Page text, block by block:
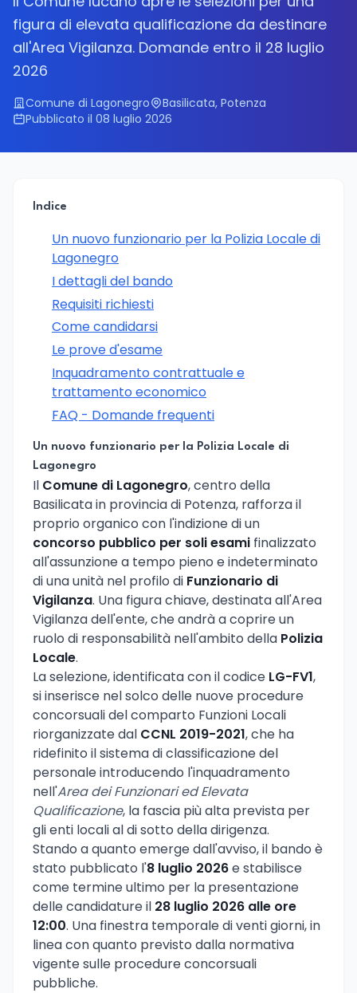
figura di elevata qualificazione da destinare
all'Area Vigilanza. Domande entro il 28 luglio
2026
Comune di Lagonegro
Basilicata, Potenza
Pubblicato il 08 luglio 2026
Indice
Un nuovo funzionario per la Polizia Locale di
Lagonegro
I dettagli del bando
Requisiti richiesti
Come candidarsi
Le prove d'esame
Inquadramento contrattuale e
trattamento economico
FAQ - Domande frequenti
Un nuovo funzionario per la Polizia Locale di
Lagonegro
Il Comune di Lagonegro, centro della
Basilicata in provincia di Potenza, rafforza il
proprio organico con l'indizione di un
concorso pubblico per soli esami finalizzato
all'assunzione a tempo pieno e indeterminato
di una unità nel profilo di Funzionario di
Vigilanza. Una figura chiave, destinata all'Area
Vigilanza dell'ente, che andrà a coprire un
ruolo di responsabilità nell'ambito della Polizia
Locale.
La selezione, identificata con il codice LG-FV1,
si inserisce nel solco delle nuove procedure
concorsuali del comparto Funzioni Locali
riorganizzate dal CCNL 2019-2021, che ha
ridefinito il sistema di classificazione del
personale introducendo l'inquadramento
nell'Area dei Funzionari ed Elevata
Qualificazione, la fascia più alta prevista per
gli enti locali al di sotto della dirigenza.
Stando a quanto emerge dall'avviso, il bando è
stato pubblicato l'8 luglio 2026e stabilisce
come termine ultimo per la presentazione
delle candidature il 28 luglio 2026 alle ore
12:00. Una finestra temporale di venti giorni, in
linea con quanto previsto dalla normativa
vigente sulle procedure concorsuali
pubbliche.